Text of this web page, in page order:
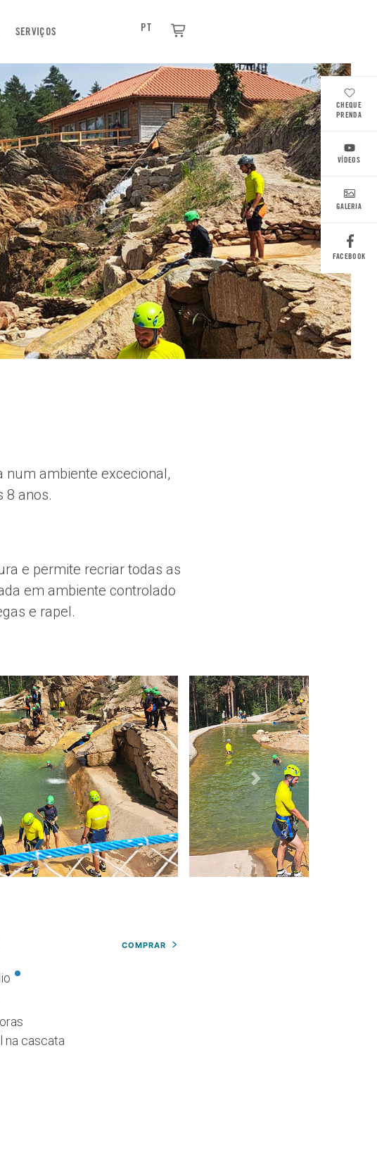
SERVIÇOS PT
num ambiente excecional,
8 anos.
e permite recriar todas as
em ambiente controlado
e rapel.
•
na cascata
COMPRAR
CHEQUE
PRENDA
VÍDEOS
GALERIA
FACEBOOK